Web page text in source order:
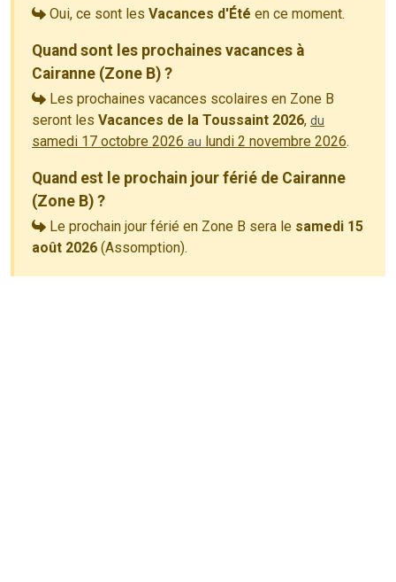
Oui, ce sont les Vacances d'Été en ce moment.
Quand sont les prochaines vacances à
Cairanne (Zone B) ?
Les prochaines vacances scolaires en Zone B
seront les Vacances de la Toussaint 2026, du
samedi 17 octobre 2026 au lundi 2 novembre 2026.
Quand est le prochain jour férié de Cairanne
(Zone B) ?
Le prochain jour férié en Zone B sera le samedi 15
août 2026 (Assomption).